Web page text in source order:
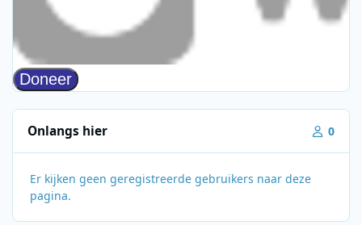
Onlangs hier 0
Er kijken geen geregistreerde gebruikers naar deze
pagina.